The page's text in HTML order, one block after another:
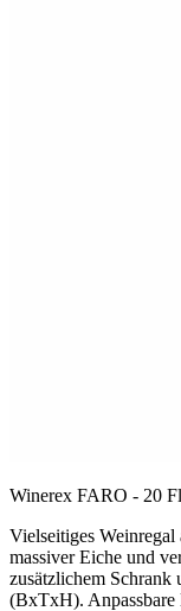
Winerex FARO - 20
Vielseitiges Weinregal
massiver Eiche und
zusätzlichem Schrank
(BxTxH). Anpassbare